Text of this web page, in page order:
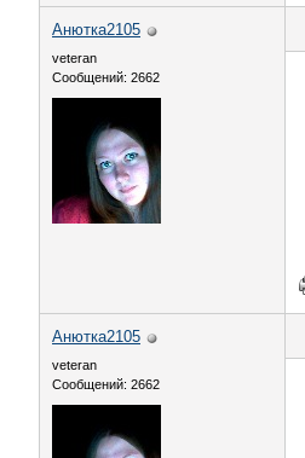
Анютка2105
veteran
Сообщений: 2662
Анютка2105
veteran
Сообщений: 2662